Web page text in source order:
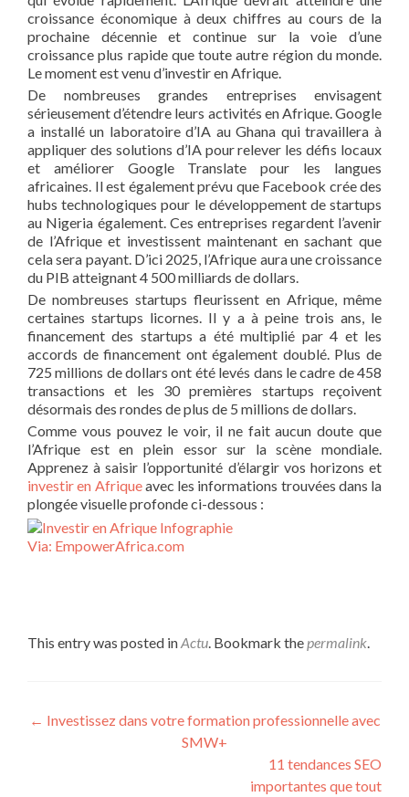
croissance économique à deux chiffres au cours de la
prochaine décennie et continue sur la voie d’une
croissance plus rapide que toute autre région du monde.
Le moment est venu d’investir en Afrique.
De nombreuses grandes entreprises envisagent
sérieusement d’étendre leurs activités en Afrique. Google
a installé un laboratoire d’IA au Ghana qui travaillera à
appliquer des solutions d’IA pour relever les défis locaux
et améliorer Google Translate pour les langues
africaines. Il est également prévu que Facebook crée des
hubs technologiques pour le développement de startups
au Nigeria également. Ces entreprises regardent l’avenir
de l’Afrique et investissent maintenant en sachant que
cela sera payant. D’ici 2025, l’Afrique aura une croissance
du PIB atteignant 4 500 milliards de dollars.
De nombreuses startups fleurissent en Afrique, même
certaines startups licornes. Il y a à peine trois ans, le
financement des startups a été multiplié par 4 et les
accords de financement ont également doublé. Plus de
725 millions de dollars ont été levés dans le cadre de 458
transactions et les 30 premières startups reçoivent
désormais des rondes de plus de 5 millions de dollars.
Comme vous pouvez le voir, il ne fait aucun doute que
l’Afrique est en plein essor sur la scène mondiale.
Apprenez à saisir l’opportunité d’élargir vos horizons et
investir en Afriqueavec les informations trouvées dans la
plongée visuelle profonde ci-dessous :
Via: EmpowerAfrica.com
This entry was posted inActu. Bookmark thepermalink.
Post navigation
← Investissez dans votre formation professionnelle avec
SMW+
11 tendances SEO
importantes que tout